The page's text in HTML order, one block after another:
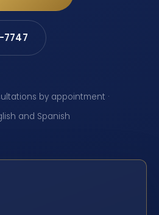
7747
by appointment ·
and Spanish